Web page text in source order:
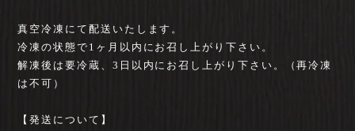
真空冷凍にて配送いたします。
冷凍の状態で1ヶ月以内にお召し上がり下さい。
解凍後は要冷蔵、3日以内にお召し上がり下さい。（再冷凍
は不可）
【発送について】